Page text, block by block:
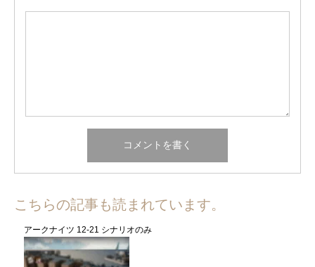
こちらの記事も読まれています。
アークナイツ 12-21 シナリオのみ